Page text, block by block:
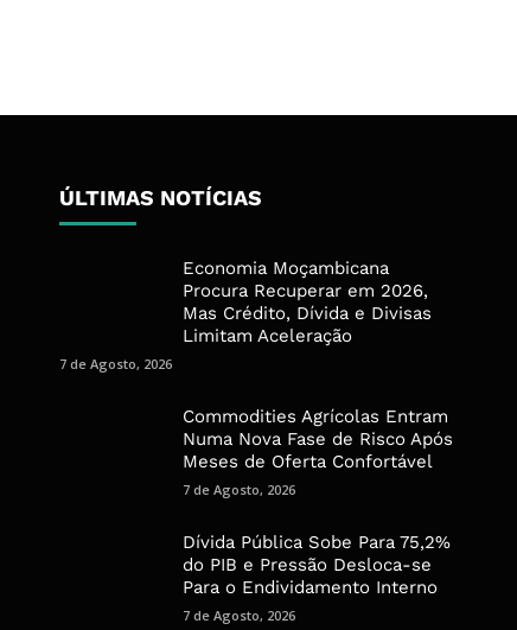
ÚLTIMAS NOTÍCIAS
Economia Moçambicana
Procura Recuperar em 2026,
Mas Crédito, Dívida e Divisas
Limitam Aceleração
7 de Agosto, 2026
Commodities Agrícolas Entram
Numa Nova Fase de Risco Após
Meses de Oferta Confortável
7 de Agosto, 2026
Dívida Pública Sobe Para 75,2%
do PIB e Pressão Desloca-se
Para o Endividamento Interno
7 de Agosto, 2026